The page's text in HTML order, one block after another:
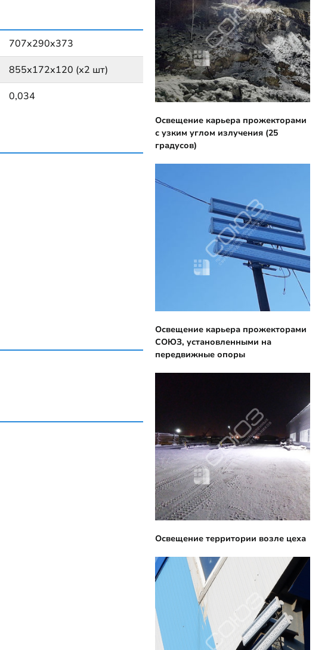
707x290x373
855х172х120 (х2 шт)
0,034
Освещение карьера прожекторами
с узким углом излучения (25
градусов)
Освещение карьера прожекторами
СОЮЗ, установленными на
передвижные опоры
Освещение территории возле цеха